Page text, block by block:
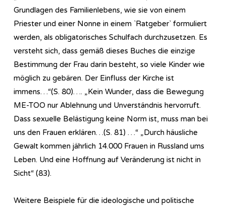
Grundlagen des Familienlebens, wie sie von einem
Priester und einer Nonne in einem `Ratgeber` formuliert
werden, als obligatorisches Schulfach durchzusetzen. Es
versteht sich, dass gemäß dieses Buches die einzige
Bestimmung der Frau darin besteht, so viele Kinder wie
möglich zu gebären. Der Einfluss der Kirche ist
immens…“(S. 80)…. „Kein Wunder, dass die Bewegung
ME-TOO nur Ablehnung und Unverständnis hervorruft.
Dass sexuelle Belästigung keine Norm ist, muss man bei
uns den Frauen erklären…(S. 81) …“ „Durch häusliche
Gewalt kommen jährlich 14.000 Frauen in Russland ums
Leben. Und eine Hoffnung auf Veränderung ist nicht in
Sicht“ (83).
Weitere Beispiele für die ideologische und politische